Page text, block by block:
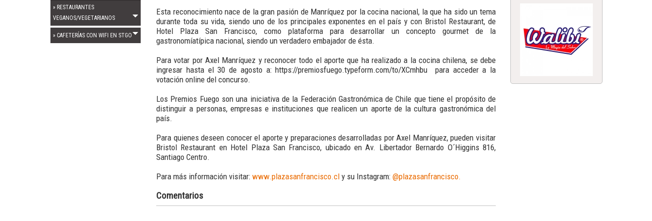
» RESTAURANTES
VEGANOS/VEGETARIANOS
» CAFETERÍAS CON WIFI EN STGO
Esta reconocimiento nace de la gran pasión de Manríquez por la cocina nacional, la que ha sido un tema
durante toda su vida, siendo uno de los principales exponentes en el país y con Bristol Restaurant, de
Hotel Plaza San Francisco, como plataforma para desarrollar un concepto gourmet de la
gastronomíatípica nacional, siendo un verdadero embajador de ésta.
Para votar por Axel Manríquez y reconocer todo el aporte que ha realizado a la cocina chilena, se debe
ingresar hasta el 30 de agosto a: https://premiosfuego.typeform.com/to/XCmhbu para acceder a la
votación online del concurso.
Los Premios Fuego son una iniciativa de la Federación Gastronómica de Chile que tiene el propósito de
distinguir a personas, empresas e instituciones que realicen un aporte de la cultura gastronómica del
país.
Para quienes deseen conocer el aporte y preparaciones desarrolladas por Axel Manríquez, pueden visitar
Bristol Restaurant en Hotel Plaza San Francisco, ubicado en Av. Libertador Bernardo O´Higgins 816,
Santiago Centro.
Para más información visitar: www.plazasanfrancisco.cl y su Instagram: @plazasanfrancisco.
Comentarios